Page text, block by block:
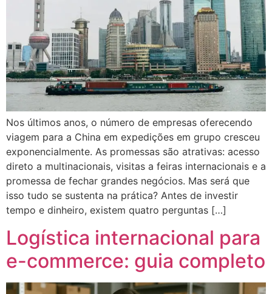
Nos últimos anos, o número de empresas oferecendo
viagem para a China em expedições em grupo cresceu
exponencialmente. As promessas são atrativas: acesso
direto a multinacionais, visitas a feiras internacionais e a
promessa de fechar grandes negócios. Mas será que
isso tudo se sustenta na prática? Antes de investir
tempo e dinheiro, existem quatro perguntas […]
Logística internacional para
e-commerce: guia completo